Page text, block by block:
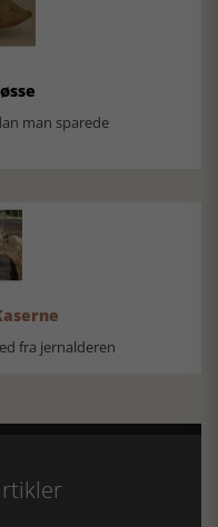
man sparede
fra jernalderen